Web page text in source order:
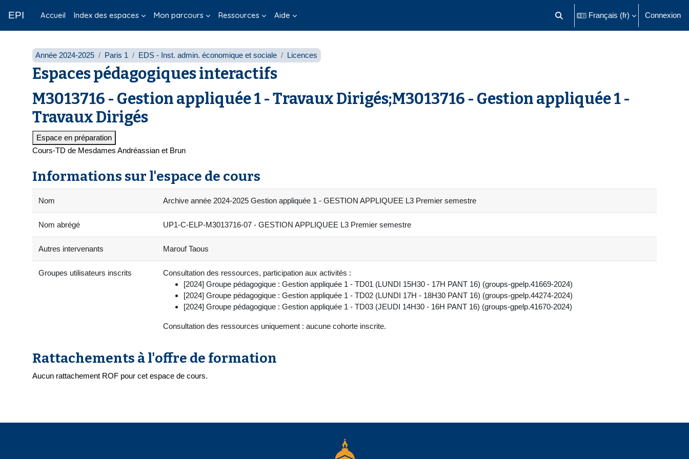
EPI Accueil Index des espaces Mon parcours Ressources Aide Activer/désactiver la saisie de
Français ‎(fr)‎ Connexion
Année 2024-2025 Paris 1 EDS - Inst. admin. économique et sociale Licences
Espaces pédagogiques interactifs
M3013716 - Gestion appliquée 1 - Travaux Dirigés;M3013716 - Gestion appliquée 1 -
Travaux Dirigés
Espace en préparation
Cours-TD de Mesdames Andréassian et Brun
Informations sur l'espace de cours
Nom Archive année 2024-2025 Gestion appliquée 1 - GESTION APPLIQUEE L3 Premier semestre
Nom abrégé UP1-C-ELP-M3013716-07 - GESTION APPLIQUEE L3 Premier semestre
Autres intervenants Marouf Taous
Groupes utilisateurs inscrits
Consultation des ressources, participation aux activités :
[2024] Groupe pédagogique : Gestion appliquée 1 - TD01 (LUNDI 15H30 - 17H PANT 16) (groups-gpelp.41669-2024)
[2024] Groupe pédagogique : Gestion appliquée 1 - TD02 (LUNDI 17H - 18H30 PANT 16) (groups-gpelp.44274-2024)
[2024] Groupe pédagogique : Gestion appliquée 1 - TD03 (JEUDI 14H30 - 16H PANT 16) (groups-gpelp.41670-2024)
Consultation des ressources uniquement : aucune cohorte inscrite.
Rattachements à l'offre de formation
Aucun rattachement ROF pour cet espace de cours.